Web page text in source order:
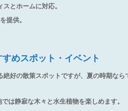
とホームに対応。
提供。
めスポット・イベント
好の散策スポットですが、夏の時期な
は静寂な木々と水生植物を楽しめます。